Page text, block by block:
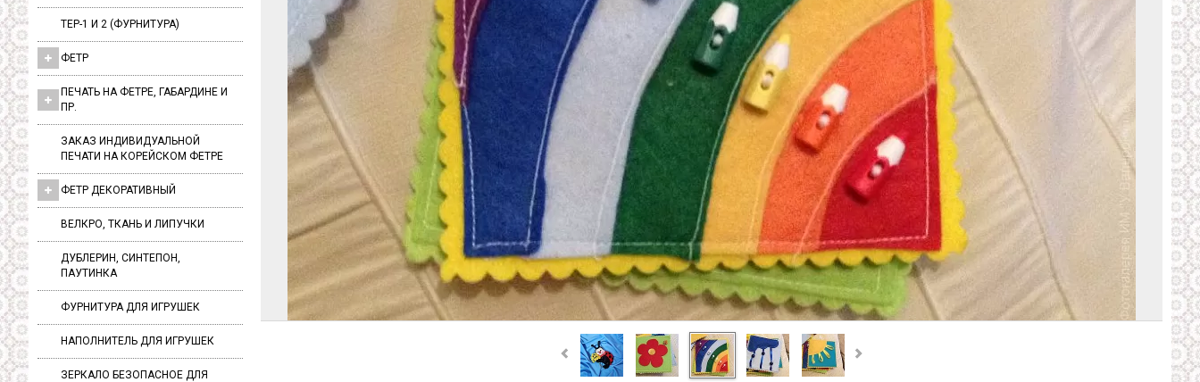
ТЕР-1 И 2 (ФУРНИТУРА)
ФЕТР
ПЕЧАТЬ НА ФЕТРЕ, ГАБАРДИНЕ И
ПР.
ЗАКАЗ ИНДИВИДУАЛЬНОЙ
ПЕЧАТИ НА КОРЕЙСКОМ ФЕТРЕ
ФЕТР ДЕКОРАТИВНЫЙ
ВЕЛКРО, ТКАНЬ И ЛИПУЧКИ
ДУБЛЕРИН, СИНТЕПОН,
ПАУТИНКА
ФУРНИТУРА ДЛЯ ИГРУШЕК
НАПОЛНИТЕЛЬ ДЛЯ ИГРУШЕК
ЗЕРКАЛО БЕЗОПАСНОЕ ДЛЯ